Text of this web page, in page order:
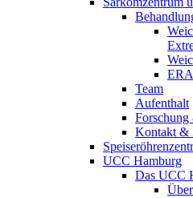
Team
Aufenthalt
Forschung
Kontakt &
UCC Hamburg
Das UCC